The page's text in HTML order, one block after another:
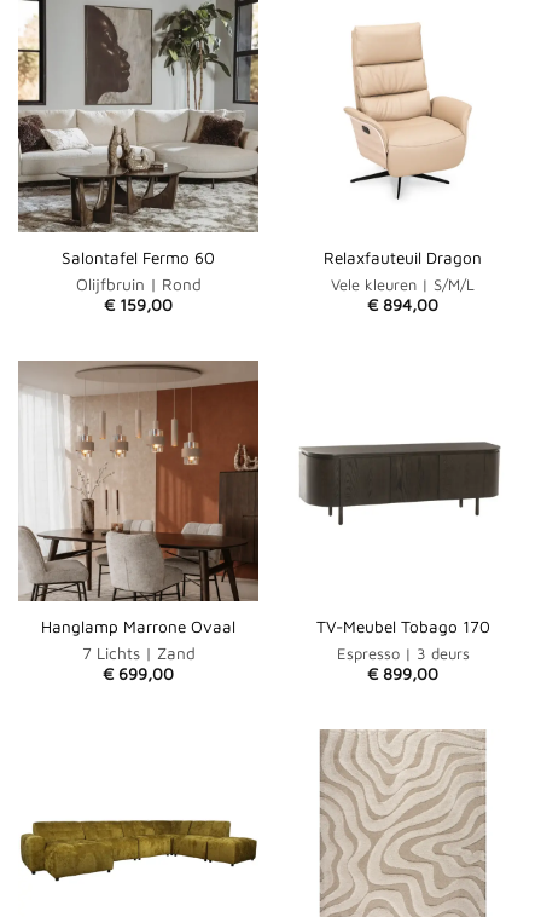
Salontafel Fermo 60
Olijfbruin | Rond
€ 159,00
Relaxfauteuil Dragon
Vele kleuren | S/M/L
€ 894,00
Hanglamp Marrone Ovaal
7 Lichts | Zand
€ 699,00
TV-Meubel Tobago 170
Espresso | 3 deurs
€ 899,00